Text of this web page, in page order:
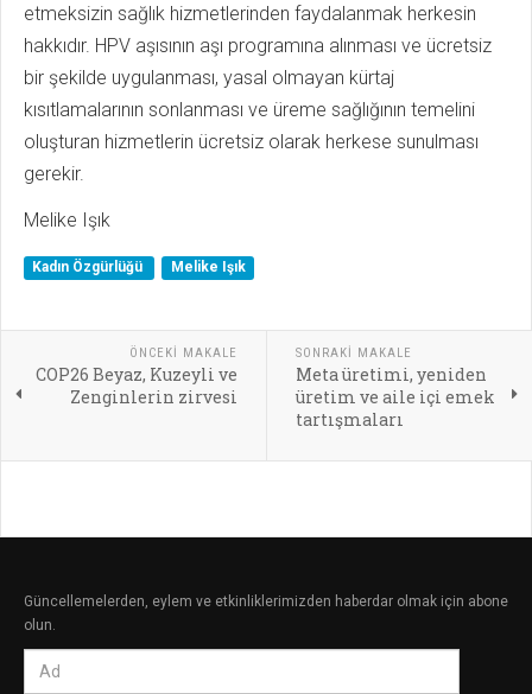
etmeksizin sağlık hizmetlerinden faydalanmak herkesin
hakkıdır. HPV aşısının aşı programına alınması ve ücretsiz
bir şekilde uygulanması, yasal olmayan kürtaj
kısıtlamalarının sonlanması ve üreme sağlığının temelini
oluşturan hizmetlerin ücretsiz olarak herkese sunulması
gerekir.
Melike Işık
Kadın Özgürlüğü Melike Işık
ÖNCEKI MAKALE
COP26 Beyaz, Kuzeyli ve
Zenginlerin zirvesi
SONRAKI MAKALE
Meta üretimi, yeniden
üretim ve aile içi emek
tartışmaları
Güncellemelerden, eylem ve etkinliklerimizden haberdar olmak için abone
olun.